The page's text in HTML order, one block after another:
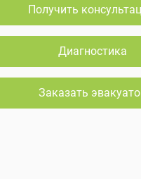
Получить
Диагностика
Заказать